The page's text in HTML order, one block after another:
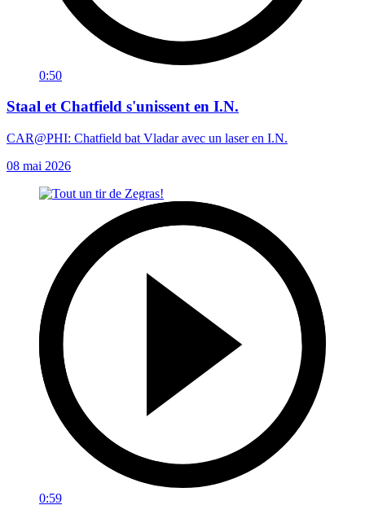
0:50
Staal et Chatfield s'unissent en I.N.
CAR@PHI: Chatfield bat Vladar avec un laser en I.N.
08 mai 2026
0:59